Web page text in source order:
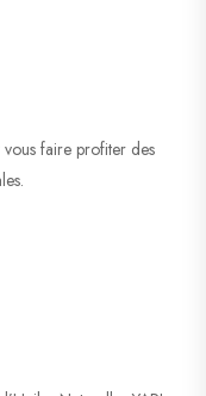
vous faire profiter des